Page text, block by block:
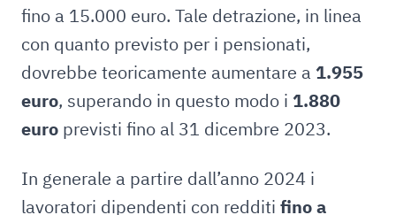
fino a 15.000 euro. Tale detrazione, in linea
con quanto previsto per i pensionati,
dovrebbe teoricamente aumentare a 1.955
euro, superando in questo modo i 1.880
euro previsti fino al 31 dicembre 2023.
In generale a partire dall’anno 2024 i
lavoratori dipendenti con redditi fino a